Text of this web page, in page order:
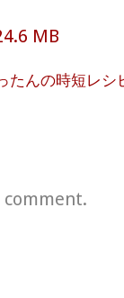
MB
たんの時短レシ